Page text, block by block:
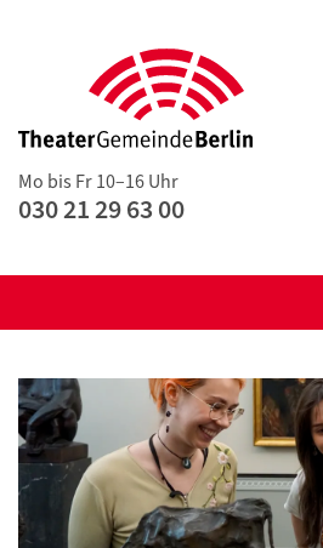
Mo bis Fr 10–16 Uhr
030 21 29 63 00